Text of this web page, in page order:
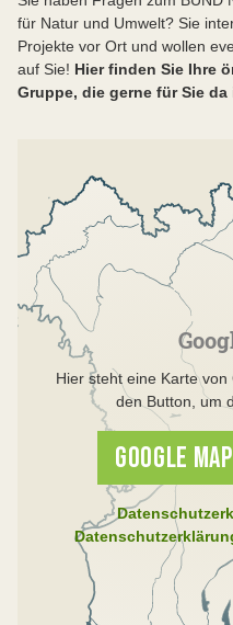
für Natur und Umwelt? Sie
Projekte vor Ort und wollen
auf Sie! Hier finden Sie Ihre
Gruppe, die gerne für Sie da
Hier steht eine Karte
den Button, um
GOOGLE